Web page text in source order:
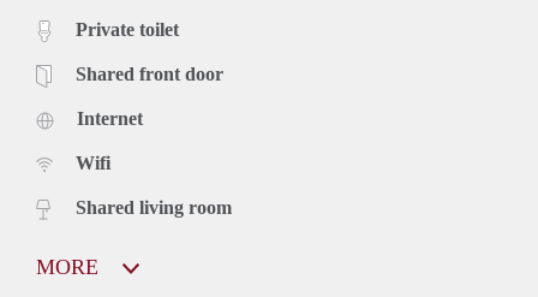
Private toilet
Shared front door
Internet
Wifi
Shared living room
MORE